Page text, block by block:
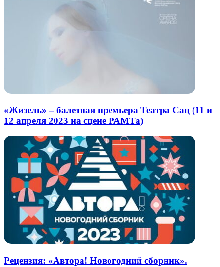
«Жизель» – балетная премьера Театра Сац (11 и
12 апреля 2023 на сцене РАМТа)
Рецензия: «Автора! Новогодний сборник».